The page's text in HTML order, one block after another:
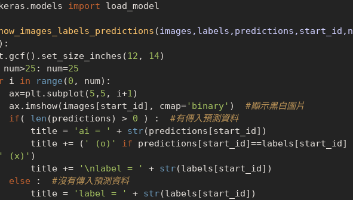
import load_model
(images,labels,predictions,start_id,n
):
12 , 14)
num>25 : num=25
i in range (0 , num):
       ax=plt.subplot(
5 , 5 , i+1)
       ax.imshow(images[start_id], cmap=
'binary' ) #顯示黑白圖片
if ( len (predictions) > 0 ) : #有傳入預測資料
           title =
'ai = ' + str(predictions[start_id])
           title += (
' (o)' if
' (x)' )
           title +=
'\nlabel = ' + str(labels[start_id])
else : #沒有傳入預測資料
           title =
'label = ' + str(labels[start_id])